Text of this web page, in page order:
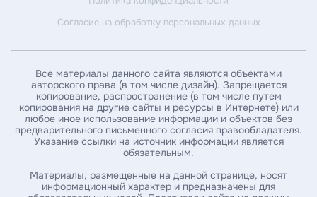
Согласие на обработку персональных данных
Все материалы данного сайта являются объектами
авторского права (в том числе дизайн). Запрещается
копирование, распространение (в том числе путем
копирования на другие сайты и ресурсы в Интернете) или
любое иное использование информации и объектов без
предварительного письменного согласия правообладателя.
Указание ссылки на источник информации является
обязательным.
Материалы, размещенные на данной странице, носят
информационный характер и предназначены для
Введите номер амбулаторной карты
За какой год / годы вы хотите получить справку *